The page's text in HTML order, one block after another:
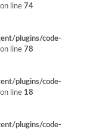
on line 74
plugins/code-
on line 78
plugins/code-
on line 18
plugins/code-